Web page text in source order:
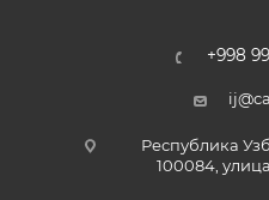
+998
Республика
100084,